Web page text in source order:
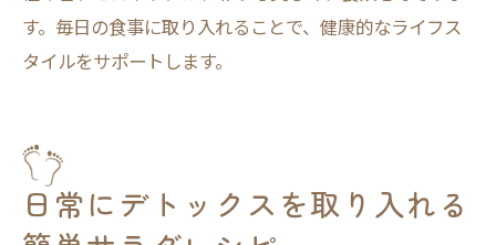
す。毎日の食事に取り入れることで、健康的なライフス
タイルをサポートします。
日常にデトックスを取り入れる